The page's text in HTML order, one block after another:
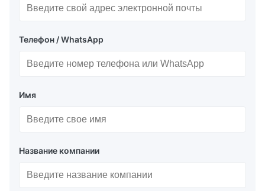
Телефон / WhatsApp
Имя
Название компании